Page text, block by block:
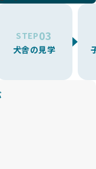
ブリーダー」のみ
ェアを最優先に考
ています。これに
条件とし、これら
ています。
検査、食事や運動
育環境が整ってい
こうしたブリーダ
ります。
ます。異なる犬種
が発生する可能性
ります。また、ミ
なくありません。
ックス犬の繁殖を
を理解し、飼い主
STEP03
犬舎の見学